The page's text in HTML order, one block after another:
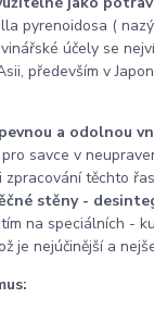
pyrenoidosa (
účely se
především v
a odolnou
savce v
těchto
stěny -
na speciálních -
je nejúčinější a